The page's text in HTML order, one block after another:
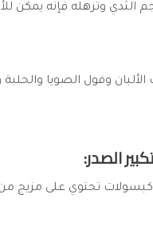
الثدي وترهله فإنه يمكن
الألبان وفول الصويا
تحتوي على مزيج